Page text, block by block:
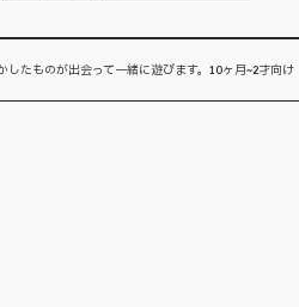
したものが出会って一緒に遊びます。10ヶ月~2才向け